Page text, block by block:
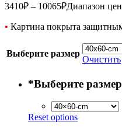
3410₽ – 10065₽Диапазон
• Картина покрыта
Выберите размер
Очистить
*Выберите размер
Reset options